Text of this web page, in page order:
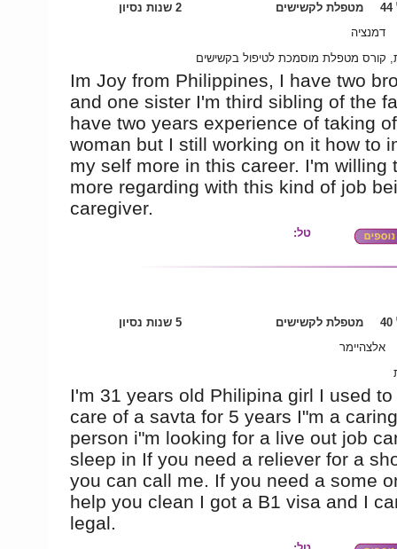
מטפלת לקשישים
2 שנות נסיון
דמנציה
קורס מטפלת מוסמכת לטיפול בקשישים
Im Joy from Philippines, I have two
and one sister I'm third sibling of the
have two years experience of taking
woman but I still working on it how to
my self more in this career. I'm willing
more regarding with this kind of job
caregiver.
טל:
מטפלת לקשישים
5 שנות נסיון
אלצהיימר
I'm 31 years old Philipina girl I used to
care of a savta for 5 years I"m a
person i"m looking for a live out job
sleep in If you need a reliever for a
you can call me. If you need a some
help you clean I got a B1 visa and I
legal.